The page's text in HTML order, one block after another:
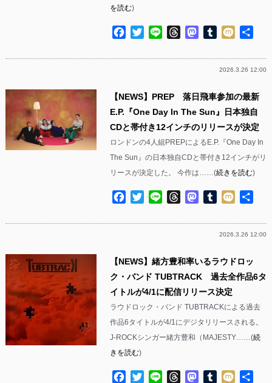
を読む)
Facebook
TwitterLine ThreadsMastodon
Tumblr
Mixi
2026.3.26 12:00
【NEWS】PREP 落日飛車参加の最新
E.P.『One Day In The Sun』日本独自
CDと帯付き12インチのリリースが決定
ロンドンの4人組PREPによるE.P.『One Day In
The Sun』の日本独自CDと帯付き12インチがリ
リースが決定した。 今作は……(続きを読む)
Facebook
TwitterLine ThreadsMastodon
Tumblr
Mixi
2026.3.26 12:00
【NEWS】緒方豊和率いるラウドロッ
ク・バンド TUBTRACK 過去全作品6タ
イトルが4/1に配信リリース決定
ラウドロック・バンド TUBTRACKによる過去
作品6タイトルが4/1にデジタリリースされる。
J-ROCKシンガー緒方豊和（MAJESTY……(続
きを読む)
Facebook
TwitterLine ThreadsMastodon
Tumblr
Mixi